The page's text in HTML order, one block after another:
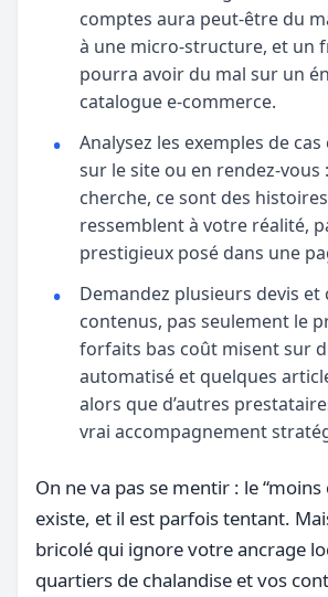
comptes aura peut-être du
à une micro-structure, et un
pourra avoir du mal sur un
catalogue e-commerce.
Analysez les exemples de
sur le site ou en rendez-vous
cherche, ce sont des
ressemblent à votre réalité,
prestigieux posé dans une
Demandez plusieurs devis et
contenus, pas seulement le
forfaits bas coût misent sur
automatisé et quelques
alors que d’autres
vrai accompagnement
On ne va pas se mentir : le “moins
existe, et il est parfois tentant.
bricolé qui ignore votre ancrage
quartiers de chalandise et vos